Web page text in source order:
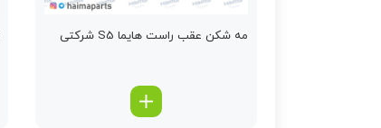
مه شکن عقب راست هایما S5 شرکتی